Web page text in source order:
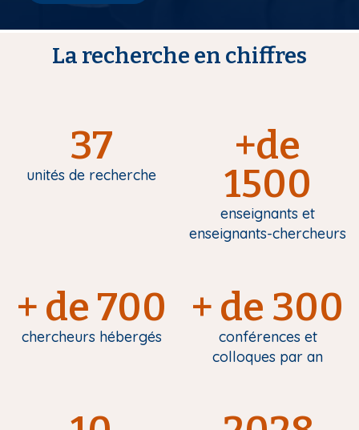
La recherche en chiffres
37
unités de recherche
+de
1500
enseignants et
enseignants-chercheurs
+ de 700
chercheurs hébergés
+ de 300
conférences et
colloques par an